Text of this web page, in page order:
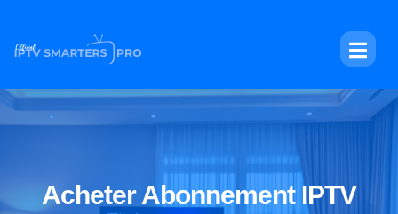
Acheter Abonnement IPTV